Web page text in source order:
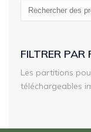
FILTRER PAR
Les partitions
téléchargeables